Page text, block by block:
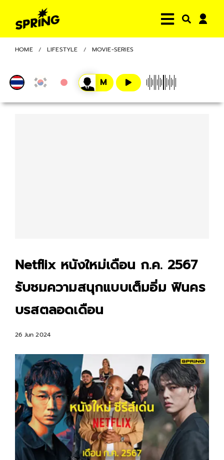
HOME LIFESTYLE MOVIE-SERIES
Netflix หนังใหม่เดือน ก.ค. 2567
รับชมความสนุกแบบเต็มอิ่ม ฟินคร
บรสตลอดเดือน
26 Jun 2024